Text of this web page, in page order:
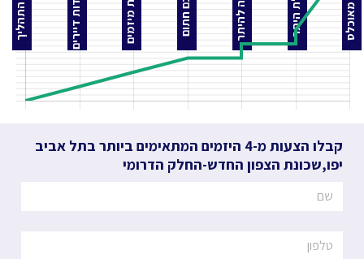
קבלו הצעות מ-4 היזמים המתאימים ביותר
בתל אביב
יפו,שכונת הצפון החדש-החלק הדרומי